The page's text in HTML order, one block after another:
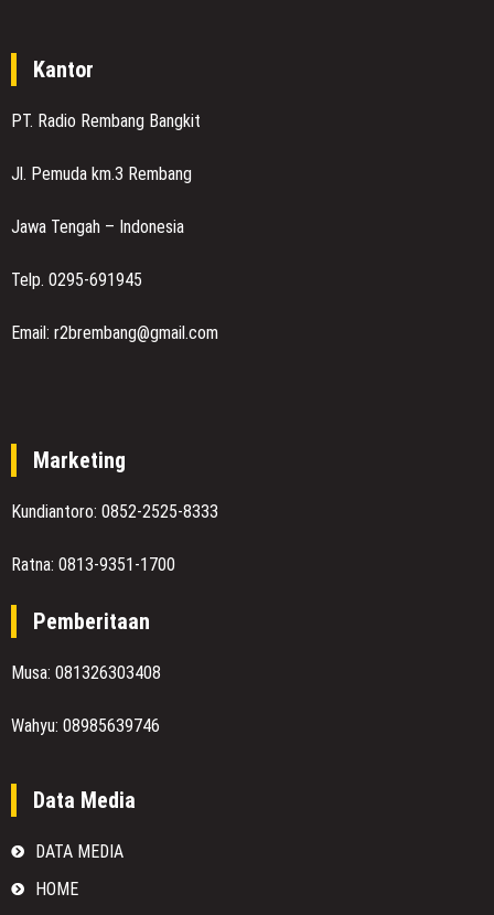
Kantor
PT. Radio Rembang Bangkit
Jl. Pemuda km.3 Rembang
Jawa Tengah – Indonesia
Telp. 0295-691945
Email: r2brembang@gmail.com
Marketing
Kundiantoro: 0852-2525-8333
Ratna: 0813-9351-1700
Pemberitaan
Musa: 081326303408
Wahyu: 08985639746
Data Media
DATA MEDIA
HOME